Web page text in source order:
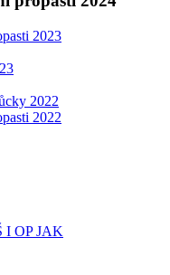
2023
2022
2022
I OP JAK